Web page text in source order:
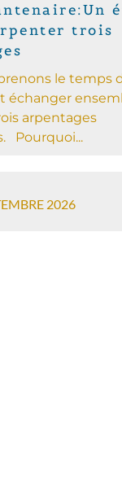
trois
le temps
échanger
arpentages
Pourquoi...
2026
: « De